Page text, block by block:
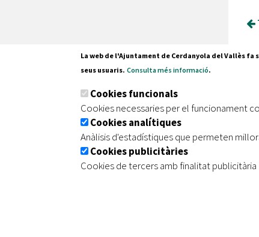
Tel.
| Avís legal | Protecció de dades
La web de l'Ajuntament de Cerdanyola del Vallès
seus usuaris. Consulta més informació.
Cookies funcionals
Cookies necessaries per el funcionament
Cookies analítiques
Anàlisis d'estadístiques que permeten
Cookies publicitàries
Cookies de tercers amb finalitat publicitària